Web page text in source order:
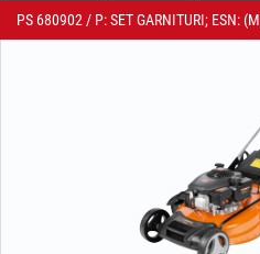
PS 680902 / P: SET GARNITURI; ESN: